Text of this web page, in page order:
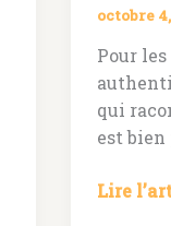
octobre
Pour
qui
est bien
Lire